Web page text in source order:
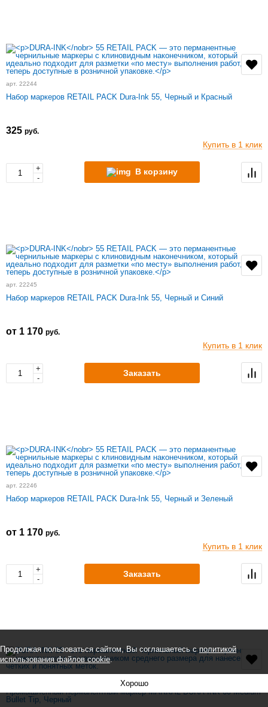
арт. 22244
Набор маркеров RETAIL PACK Dura-Ink 55, Черный и Красный
325 руб.
Купить в 1 клик
+
-
В корзину
арт. 22245
Набор маркеров RETAIL PACK Dura-Ink 55, Черный и Синий
от 1 170 руб.
Купить в 1 клик
+
-
Заказать
арт. 22246
Набор маркеров RETAIL PACK Dura-Ink 55, Черный и Зеленый
от 1 170 руб.
Купить в 1 клик
+
-
Заказать
Промышленный перманентный маркер MARKAL DURA-INK 60 Medium
Bullet Tip, Черный
Продолжая пользоваться сайтом, Вы соглашаетесь сполитикой
использования файлов cookie.
Хорошо